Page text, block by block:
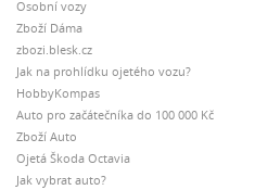
Osobní vozy
Zboží Dáma
zbozi.blesk.cz
Jak na prohlídku ojetého vozu?
HobbyKompas
Auto pro začátečníka do 100 000 Kč
Zboží Auto
Ojetá Škoda Octavia
Jak vybrat auto?